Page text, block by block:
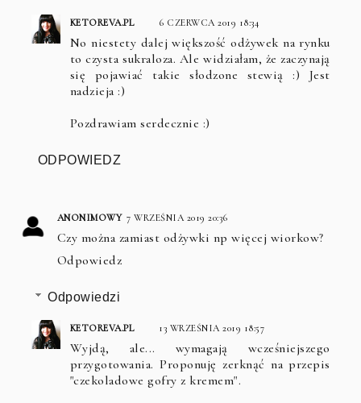
KETOREVA.PL 6 CZERWCA 2019 18:34
No niestety dalej większość odżywek na rynku
to czysta sukraloza. Ale widziałam, że zaczynają
się pojawiać takie słodzone stewią :) Jest
nadzieja :)
Pozdrawiam serdecznie :)
ODPOWIEDZ
ANONIMOWY 7 WRZEŚNIA 2019 20:36
Czy można zamiast odżywki np więcej wiorkow?
Odpowiedz
Odpowiedzi
KETOREVA.PL 13 WRZEŚNIA 2019 18:57
Wyjdą, ale... wymagają wcześniejszego
przygotowania. Proponuję zerknąć na przepis
"czekoladowe gofry z kremem".